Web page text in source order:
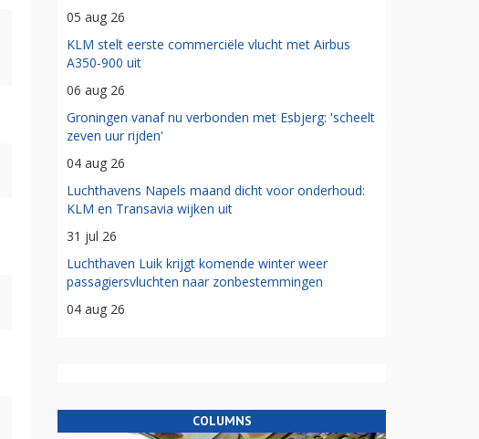
05 aug 26
KLM stelt eerste commerciële vlucht met Airbus
A350-900 uit
06 aug 26
Groningen vanaf nu verbonden met Esbjerg: 'scheelt
zeven uur rijden'
04 aug 26
Luchthavens Napels maand dicht voor onderhoud:
KLM en Transavia wijken uit
31 jul 26
Luchthaven Luik krijgt komende winter weer
passagiersvluchten naar zonbestemmingen
04 aug 26
COLUMNS